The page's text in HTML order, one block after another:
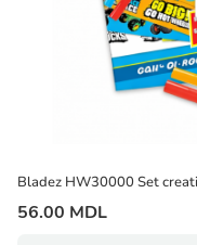
Bladez HW30000 Set
56.00 MDL